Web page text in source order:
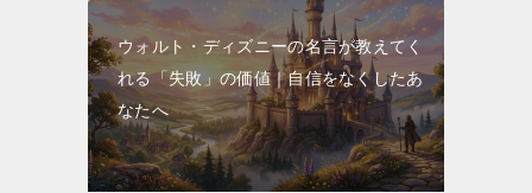
ウォルト・ディズニーの名言が教えてく
れる「失敗」の価値｜自信をなくしたあ
なたへ